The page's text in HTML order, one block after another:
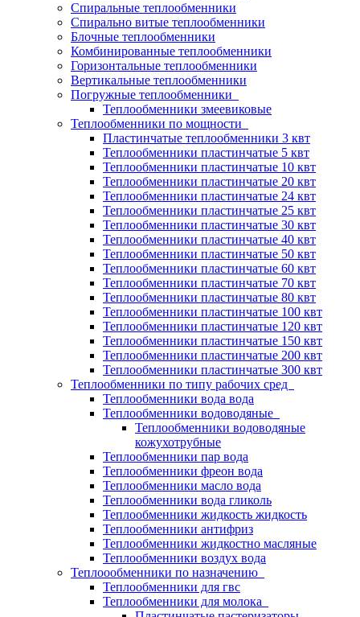
Спиральные теплообменники
Спирально витые теплообменники
Блочные теплообменники
Комбинированные теплообменники
Горизонтальные теплообменники
Вертикальные теплообменники
Погружные теплообменники
Теплообменники змеевиковые
Теплообменники по мощности
Пластинчатые теплообменники 3 квт
Теплообменники пластинчатые 5 квт
Теплообменники пластинчатые 10 квт
Теплообменники пластинчатые 20 квт
Теплообменники пластинчатые 24 квт
Теплообменники пластинчатые 25 квт
Теплообменники пластинчатые 30 квт
Теплообменники пластинчатые 40 квт
Теплообменники пластинчатые 50 квт
Теплообменники пластинчатые 60 квт
Теплообменники пластинчатые 70 квт
Теплообменники пластинчатые 80 квт
Теплообменники пластинчатые 100 квт
Теплообменники пластинчатые 120 квт
Теплообменники пластинчатые 150 квт
Теплообменники пластинчатые 200 квт
Теплообменники пластинчатые 300 квт
Теплообменники по типу рабочих сред
Теплообменники вода вода
Теплообменники водоводяные
Теплообменники водоводяные
кожухотрубные
Теплообменники пар вода
Теплообменники фреон вода
Теплообменники масло вода
Теплообменники вода гликоль
Теплообменники жидкость жидкость
Теплообменники антифриз
Теплообменники жидкостно масляные
Теплообменники воздух вода
Теплоообменники по назначению
Теплообменники для гвс
Теплообменники для молока